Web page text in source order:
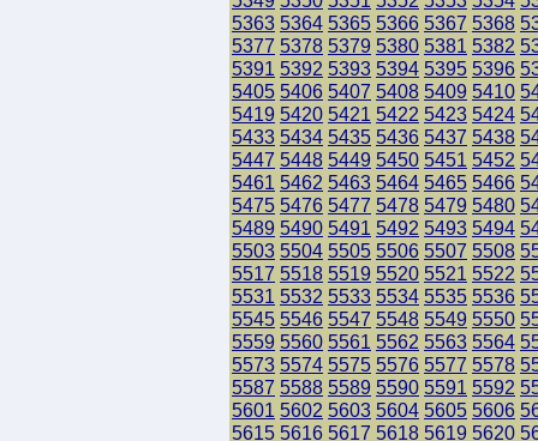
5363 5364 5365 5366 5367 5368
5377 5378 5379 5380 5381 5382
5391 5392 5393 5394 5395 5396
5405 5406 5407 5408 5409 5410
5419 5420 5421 5422 5423 5424
5433 5434 5435 5436 5437 5438
5447 5448 5449 5450 5451 5452
5461 5462 5463 5464 5465 5466
5475 5476 5477 5478 5479 5480
5489 5490 5491 5492 5493 5494
5503 5504 5505 5506 5507 5508
5517 5518 5519 5520 5521 5522
5531 5532 5533 5534 5535 5536
5545 5546 5547 5548 5549 5550
5559 5560 5561 5562 5563 5564
5573 5574 5575 5576 5577 5578
5587 5588 5589 5590 5591 5592
5601 5602 5603 5604 5605 5606
5615 5616 5617 5618 5619 5620